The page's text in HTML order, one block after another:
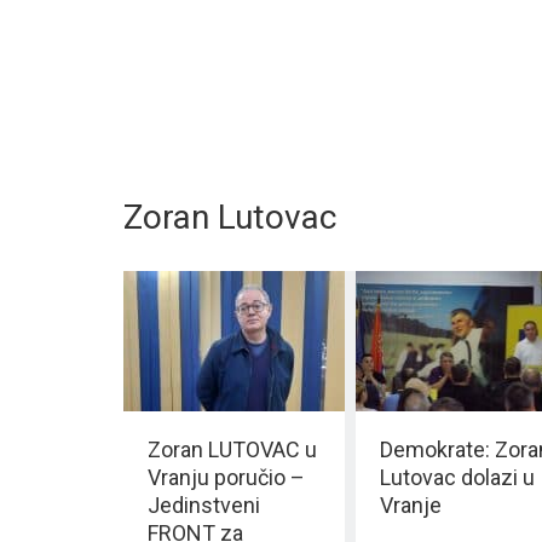
Zoran Lutovac
Zoran LUTOVAC u
Vranju poručio –
Jedinstveni
FRONT za
Demokrate:
Lutovac dolazi u
Vranje